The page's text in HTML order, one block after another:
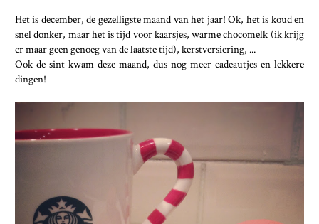
Het is december, de gezelligste maand van het jaar! Ok, het is koud en
snel donker, maar het is tijd voor kaarsjes, warme chocomelk (ik krijg
er maar geen genoeg van de laatste tijd), kerstversiering, ...
Ook de sint kwam deze maand, dus nog meer cadeautjes en lekkere
dingen!